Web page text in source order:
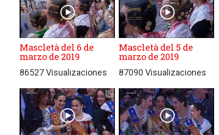
Mascletà del 6 de
marzo de 2019
86527 Visualizaciones
Mascletà del 5 de
marzo de 2019
87090 Visualizaciones